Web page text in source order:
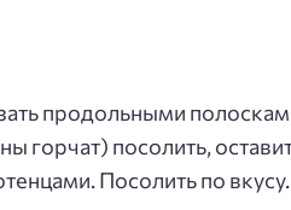
продольными
посолить,
Посолить по вкусу.